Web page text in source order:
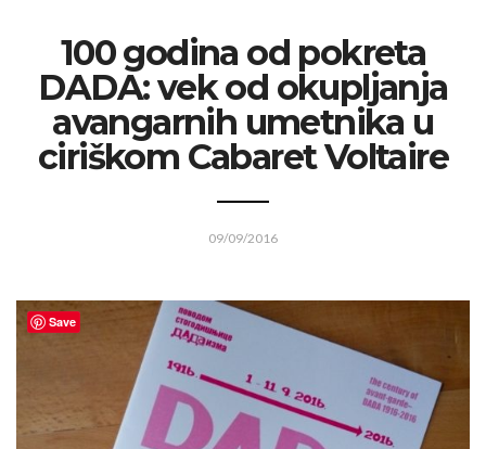
100 godina od pokreta
DADA: vek od okupljanja
avangarnih umetnika u
ciriškom Cabaret Voltaire
09/09/2016
Save